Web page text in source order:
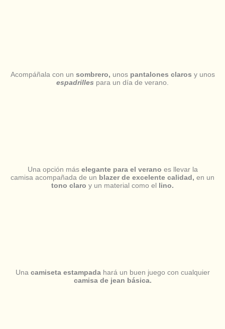
Acompáñala con un sombrero, unospantalones claros y unos
espadrilles para un día de verano.
Una opción máselegante para el verano es llevar la
camisa acompañada de un blazer de excelente calidad, en un
tono claro y un material como el lino.
Una camiseta estampadahará un buen juego con cualquier
camisa de jean básica.